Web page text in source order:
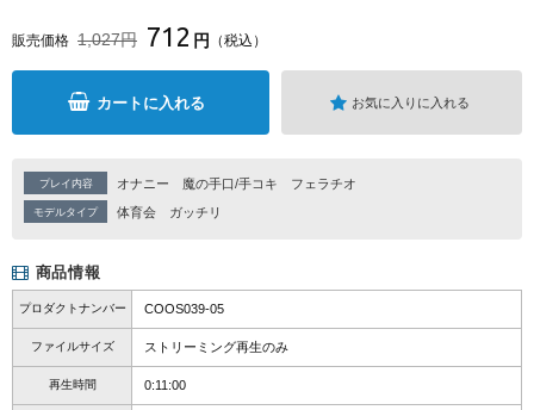
販売価格 1,027円 712 円 （税込）
カートに入れる お気に入りに入れる
プレイ内容 オナニー 魔の手口/手コキ フェラチオ
モデルタイプ 体育会 ガッチリ
商品情報
プロダクトナンバー COOS039-05
ファイルサイズ ストリーミング再生のみ
再生時間 0:11:00